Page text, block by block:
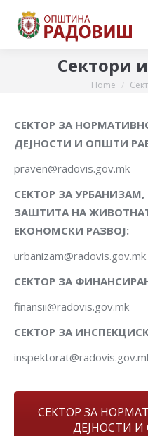
Сектори
You are
Home
СЕКТОР ЗА
ДЕЈНОСТИ И ОПШТИ
praven@radovis.gov.mk
СЕКТОР ЗА
ЗАШТИТА НА
ЕКОНОМСКИ РАЗВОЈ:
urbanizam@radovis.gov.mk
СЕКТОР ЗА
finansii@radovis.gov.mk
СЕКТОР ЗА
СЕКТОР ЗА
ДЕЈНОСТИ